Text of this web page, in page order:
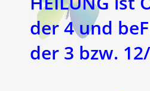
der 4 und
der 3 bzw.